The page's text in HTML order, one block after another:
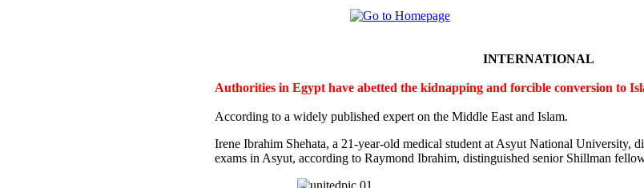
INTERNATIONAL
Authorities in Egypt have abetted the kidnapping and forcible conversion to
According to a widely published expert on the Middle East and Islam.
Irene Ibrahim Shehata, a 21-year-old medical student at Asyut National University,
exams in Asyut, according to Raymond Ibrahim, distinguished senior Shillman